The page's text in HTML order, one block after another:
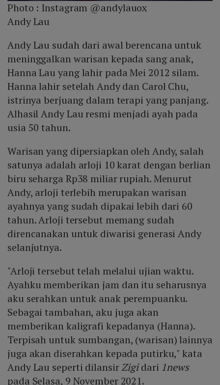
Photo : Instagram @andylauox
Andy Lau
Andy Lau sudah dari awal berencana untuk
meninggalkan warisan kepada sang anak,
Hanna Lau yang lahir pada Mei 2012 silam.
Hanna lahir setelah Andy dan Carol Chu,
istrinya berjuang dalam terapi yang panjang.
Alhasil Andy Lau resmi menjadi ayah pada
usia 50 tahun.
Warisan yang dipersiapkan oleh Andy, salah
satunya adalah arloji 10 karat dengan berlian
biru seharga Rp38 miliar rupiah. Menurut
Andy, arloji terlebih merupakan warisan
ayahnya yang sudah dipakai lebih dari 60
tahun. Arloji tersebut memang sudah
direncanakan untuk diwarisi generasi Andy
selanjutnya.
"Arloji tersebut telah melalui ujian waktu.
Ayahku memberikan jam dan itu seharusnya
aku serahkan untuk anak perempuanku.
Sebagai tambahan, aku juga akan
memberikan kaligrafi kepadanya (Hanna).
Terpisah untuk sumbangan, (warisan) lainnya
juga akan diserahkan kepada putirku," kata
Andy Lau seperti dilansirZigidari 1news
pada Selasa, 9 November 2021.